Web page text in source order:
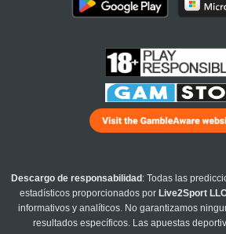
Descargo de responsabilidad : Todas las
estadísticos proporcionados por Live2Sport LLC
informativos y analíticos. No garantizamos
resultados específicos. Las apuestas